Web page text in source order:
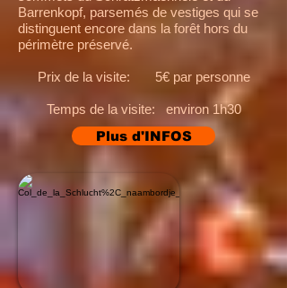
Barrenkopf, parsemés de vestiges qui se
distinguent encore dans la forêt hors du
périmètre préservé.
Prix de la visite: 5€ par personne
Temps de la visite: environ 1h30
Plus d'INFOS